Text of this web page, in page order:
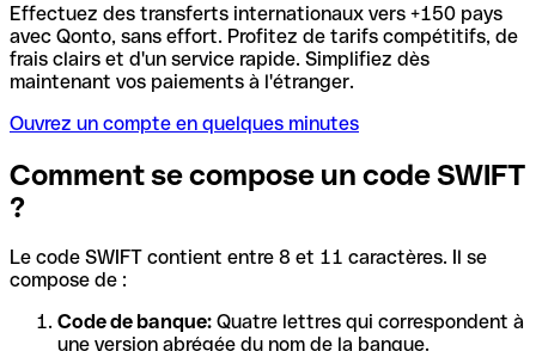
Effectuez des transferts internationaux vers +150 pays
avec Qonto, sans effort. Profitez de tarifs compétitifs, de
frais clairs et d'un service rapide. Simplifiez dès
maintenant vos paiements à l'étranger.
Ouvrez un compte en quelques minutes
Comment se compose un code SWIFT
?
Le code SWIFT contient entre 8 et 11 caractères. Il se
compose de :
Code de banque: Quatre lettres qui correspondent à
une version abrégée du nom de la banque.